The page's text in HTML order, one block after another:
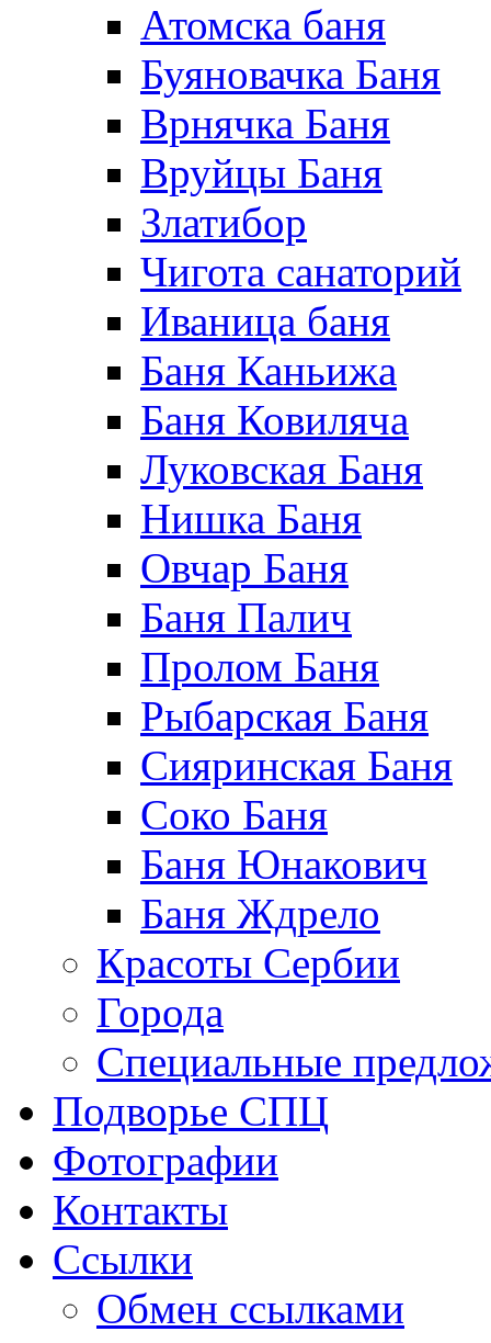
Атомска баня
Буяновачка Баня
Врнячка Баня
Вруйцы Баня
Златибор
Чигота санаторий
Иваница баня
Баня Каньижа
Баня Ковиляча
Луковская Баня
Нишка Баня
Овчар Баня
Баня Палич
Пролом Баня
Рыбарская Баня
Сияринская Баня
Соко Баня
Баня Юнакович
Баня Ждрело
Красоты Сербии
Города
Специальные
Подворье СПЦ
Фотографии
Контакты
Ссылки
Обмен ссылками